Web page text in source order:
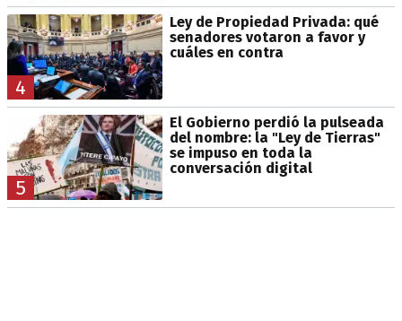
4
Ley de Propiedad Privada: qué
senadores votaron a favor y
cuáles en contra
5
El Gobierno perdió la pulseada
del nombre: la "Ley de Tierras"
se impuso en toda la
conversación digital